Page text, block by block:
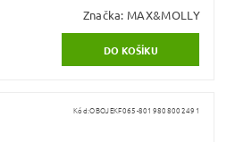
Značka: MAX&MOLLY
Kód:OBOJEKF065-8019808002491